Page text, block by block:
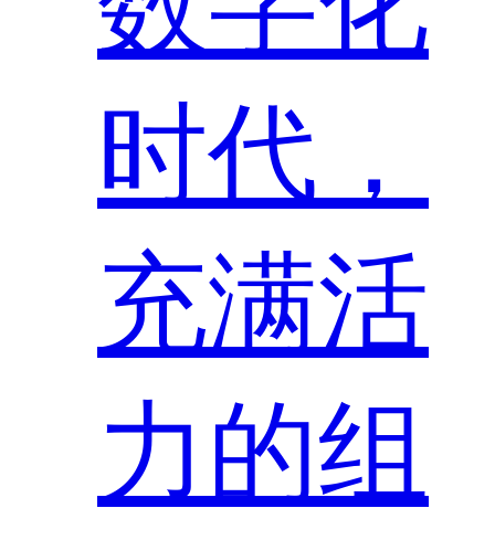
时代，
充满活
力的组